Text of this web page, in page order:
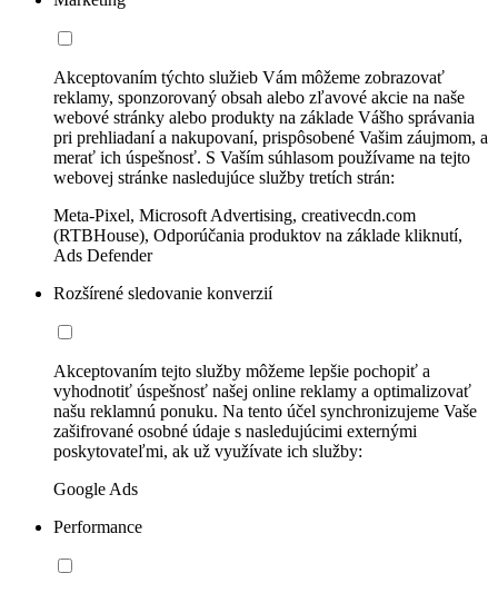
Akceptovaním týchto služieb Vám môžeme zobrazovať
reklamy, sponzorovaný obsah alebo zľavové akcie na naše
webové stránky alebo produkty na základe Vášho správania
pri prehliadaní a nakupovaní, prispôsobené Vašim záujmom, a
merať ich úspešnosť. S Vaším súhlasom používame na tejto
webovej stránke nasledujúce služby tretích strán:
Meta-Pixel, Microsoft Advertising, creativecdn.com
(RTBHouse), Odporúčania produktov na základe kliknutí,
Ads Defender
Rozšírené sledovanie konverzií
Akceptovaním tejto služby môžeme lepšie pochopiť a
vyhodnotiť úspešnosť našej online reklamy a optimalizovať
našu reklamnú ponuku. Na tento účel synchronizujeme Vaše
zašifrované osobné údaje s nasledujúcimi externými
poskytovateľmi, ak už využívate ich služby:
Google Ads
Performance